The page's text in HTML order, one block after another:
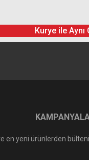
Kurye ile
en yeni ürünlerden